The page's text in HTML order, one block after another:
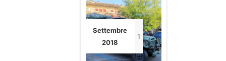
Settembre
2018
1